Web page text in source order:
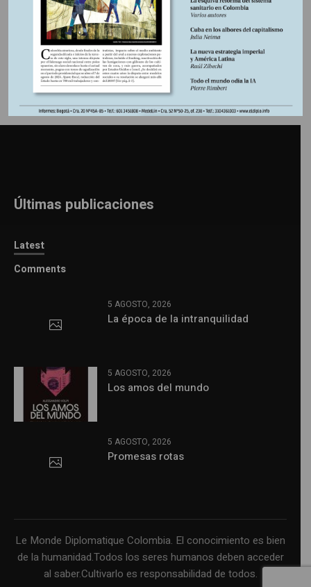
Información adicional
Últimas publicaciones
Latest
Comments
5 AGOSTO, 2026
La época de la intranquilidad
5 AGOSTO, 2026
Los amos del mundo
5 AGOSTO, 2026
Promesas rotas
Le Monde Diplomatique Colombia. El conocimiento es bien
de la humanidad.Todos los seres humanos deben acceder
al saber.Cultivarlo es responsabilidad de todos.